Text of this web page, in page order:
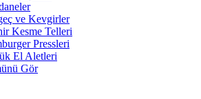
ve Kevgirler
Kesme Telleri
Pressleri
El Aletleri
Gör